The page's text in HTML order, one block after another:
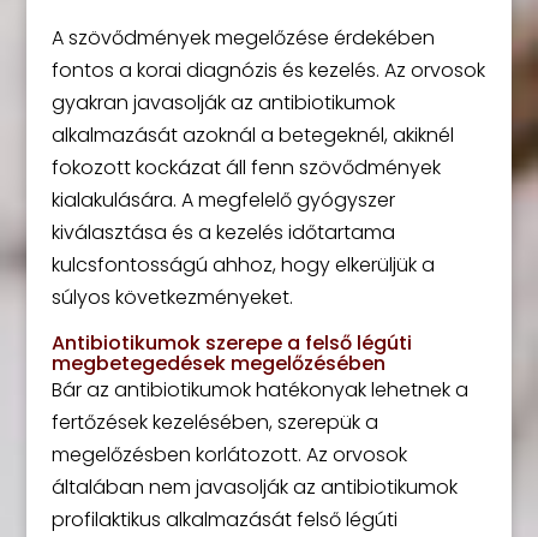
A szövődmények megelőzése érdekében
fontos a korai diagnózis és kezelés. Az orvosok
gyakran javasolják az antibiotikumok
alkalmazását azoknál a betegeknél, akiknél
fokozott kockázat áll fenn szövődmények
kialakulására. A megfelelő gyógyszer
kiválasztása és a kezelés időtartama
kulcsfontosságú ahhoz, hogy elkerüljük a
súlyos következményeket.
Antibiotikumok szerepe a felső légúti
megbetegedések megelőzésében
Bár az antibiotikumok hatékonyak lehetnek a
fertőzések kezelésében, szerepük a
megelőzésben korlátozott. Az orvosok
általában nem javasolják az antibiotikumok
profilaktikus alkalmazását felső légúti